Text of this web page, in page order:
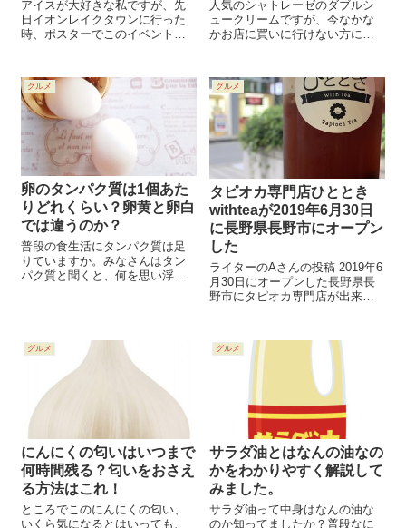
アイスが大好きな私ですが、先
日イオンレイクタウンに行った
時、ポスターでこのイベントを
や、ご当地アイスが食べられる
ような！しかも、総勢200種類も
のアイスがやってくるとわかれ
ば、行かない...
人気のシャトレーゼのダブルシ
ュークリームですが、今なかな
かお店に買いに行けない方に通
も買えるし、アマゾンでも買う
ことができます。 多少の値段の
違いがあるので見ていきましょ
う。 シャト...
グルメ
卵のタンパク質は1個あた
りどれくらい？卵黄と卵白
では違うのか？
普段の食生活にタンパク質は足
りていますか。みなさんはタン
パク質と聞くと、何を思い浮か
のです。 卵に含まれている豊富
な栄養素の中...
グルメ
タピオカ専門店ひととき
withteaが2019年6月30日
に長野県長野市にオープン
した
ライターのAさんの投稿 2019年6
月30日にオープンした長野県長
野市にタピオカ専門店が出来た
withtea」。 今まで専門店は長野
になかったのですが、全国的に
流行り始めて、長野市にも進出
グルメ
にんにくの匂いはいつまで
何時間残る？匂いをおさえ
る方法はこれ！
ところでこのにんにくの匂い、
いくら気になるとはいっても、
グルメ
サラダ油とはなんの油なの
かをわかりやすく解説して
みました。
サラダ油って中身はなんの油な
のか知ってましたか？普段なに